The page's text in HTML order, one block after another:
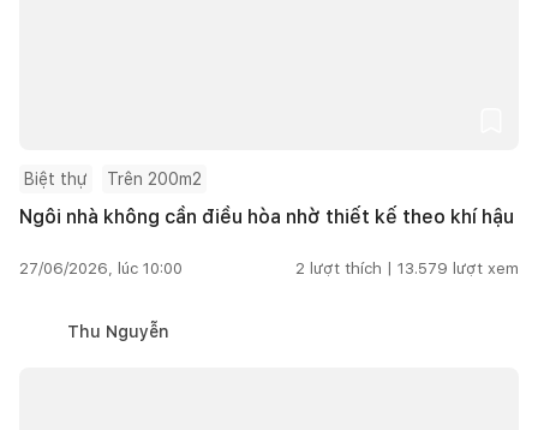
Biệt thự Trên 200m2
Ngôi nhà không cần điều hòa nhờ thiết kế theo khí hậu
27/06/2026, lúc 10:00 2 lượt thích | 13.579 lượt xem
Thu Nguyễn